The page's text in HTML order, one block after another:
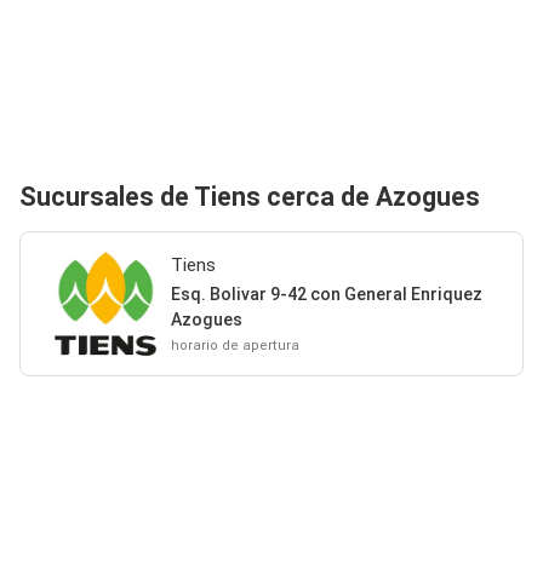
Sucursales de Tiens cerca de Azogues
Tiens
Esq. Bolivar 9-42 con General Enriquez
Azogues
horario de apertura